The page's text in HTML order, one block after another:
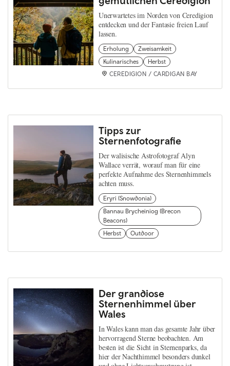
Unerwartetes im Norden von Ceredigion
entdecken und der Fantasie freien Lauf
lassen.
Erholung
Zweisamkeit
Kulinarisches
Herbst
CEREDIGION / CARDIGAN BAY
Tipps zur
Sternenfotografie
Der walisische Astrofotograf Alyn
Wallace verrät, worauf man für eine
perfekte Aufnahme des Sternenhimmels
achten muss.
Eryri (Snowdonia)
Bannau Brycheiniog (Brecon
Beacons)
Herbst
Outdoor
Der grandiose
Sternenhimmel über
Wales
In Wales kann man das gesamte Jahr über
hervorragend Sterne beobachten. Am
besten ist die Sicht in Sternenparks, da
hier der Nachthimmel besonders dunkel